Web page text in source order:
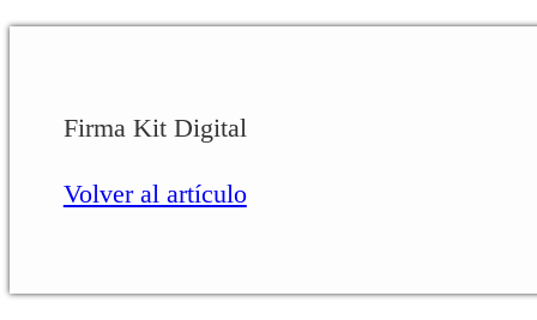
Firma Kit Digital
Volver al artículo